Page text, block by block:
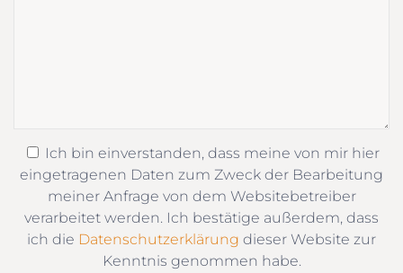
Ich bin einverstanden, dass meine von mir hier
eingetragenen Daten zum Zweck der Bearbeitung
meiner Anfrage von dem Websitebetreiber
verarbeitet werden. Ich bestätige außerdem, dass
ich die Datenschutzerklärung dieser Website zur
Kenntnis genommen habe.